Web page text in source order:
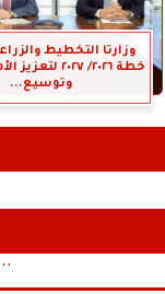
وزارتا التخطيط
خطة ٢٠٢٦/ ٢٠٢٧
وتوسيع...